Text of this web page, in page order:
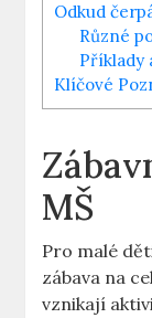
Odkud⁢
Různé
Příklady⁣
Klíčové⁢
MŠ
Pro malé
zábava‍ na
vznikají